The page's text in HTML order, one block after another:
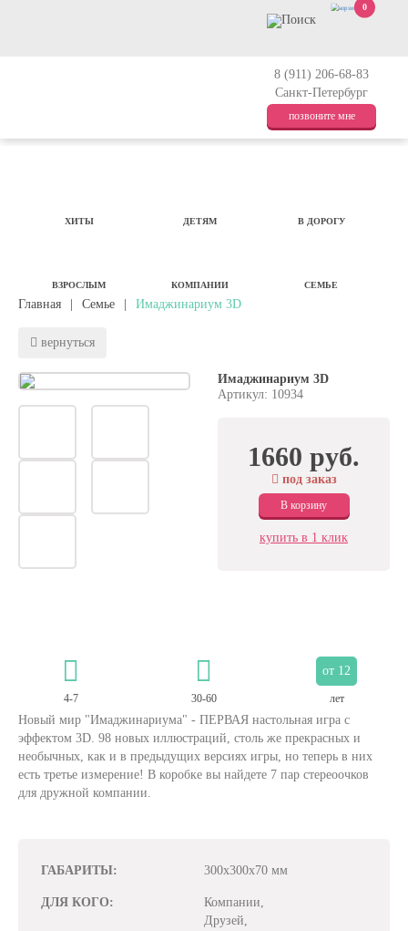
8 (911) 206-68-83
Санкт-Петербург
позвоните мне
0
ХИТЫ ДЕТЯМ В ДОРОГУ
ВЗРОСЛЫМ КОМПАНИИ СЕМЬЕ
Главная Семье Имаджинариум 3D
вернуться
Имаджинариум 3D
Артикул: 10934
1660 руб.
под заказ
В корзину
купить в 1 клик
4-7 30-60
от 12
лет
Новый мир "Имаджинариума" - ПЕРВАЯ настольная игра с
эффектом 3D. 98 новых иллюстраций, столь же прекрасных и
необычных, как и в предыдущих версиях игры, но теперь в них
есть третье измерение! В коробке вы найдете 7 пар стереоочков
для дружной компании.
ГАБАРИТЫ: 300x300x70 мм
ДЛЯ КОГО:
Компании,
Друзей,